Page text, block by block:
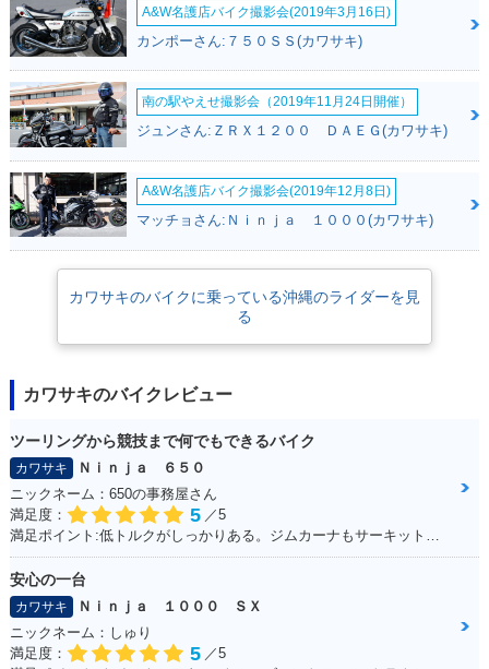
A&W名護店バイク撮影会(2019年3月16日)
カンポーさん:７５０ＳＳ(カワサキ)
南の駅やえせ撮影会（2019年11月24日開催）
ジュンさん:ＺＲＸ１２００ ＤＡＥＧ(カワサキ)
A&W名護店バイク撮影会(2019年12月8日)
マッチョさん:Ｎｉｎｊａ １０００(カワサキ)
カワサキのバイクに乗っている沖縄のライダーを見
る
カワサキのバイクレビュー
ツーリングから競技まで何でもできるバイク
カワサキ
Ｎｉｎｊａ ６５０
ニックネーム：650の事務屋さん
満足度：
5 ／5
安心の一台
カワサキ
Ｎｉｎｊａ １０００ ＳＸ
ニックネーム：しゅり
満足度：
5 ／5